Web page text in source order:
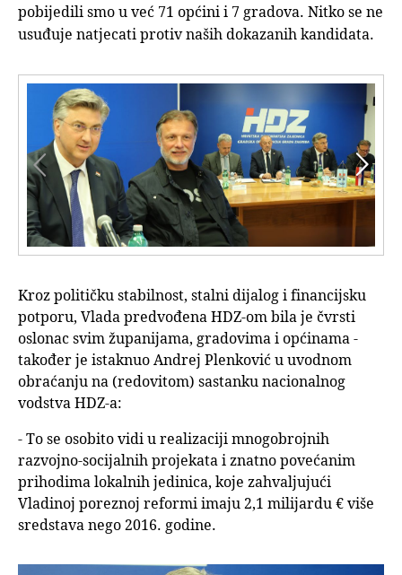
pobijedili smo u već 71 općini i 7 gradova. Nitko se ne
usuđuje natjecati protiv naših dokazanih kandidata.


Kroz političku stabilnost, stalni dijalog i financijsku
potporu, Vlada predvođena HDZ-om bila je čvrsti
oslonac svim županijama, gradovima i općinama -
također je istaknuo Andrej Plenković u uvodnom
obraćanju na (redovitom) sastanku nacionalnog
vodstva HDZ-a:
- To se osobito vidi u realizaciji mnogobrojnih
razvojno-socijalnih projekata i znatno povećanim
prihodima lokalnih jedinica, koje zahvaljujući
Vladinoj poreznoj reformi imaju 2,1 milijardu € više
sredstava nego 2016. godine.